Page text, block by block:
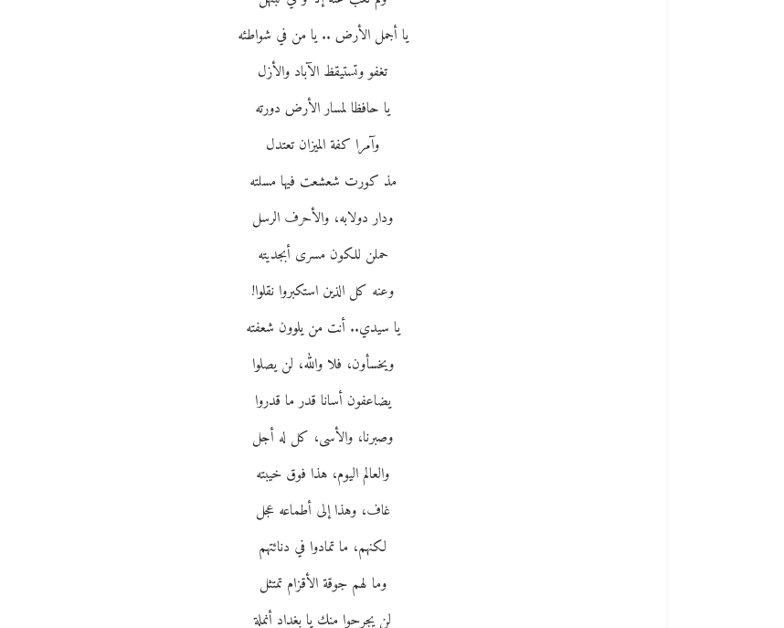
يا أجمل الأرض .. يا من في شواطئه
تغفو وتستيقظ الآباد والأزل
يا حافظا لمسار الأرض دورته
وآمرا كفة الميزان تعتدل
مذ كورت شعشعت فيها مسلته
ودار دولابه، والأحرف الرسل
حملن للكون مسرى أبجديته
وعنه كل الذين استكبروا نقلوا!
يا سيدي.. أنت من يلوون شعفته
ويخسأون، فلا والله، لن يصلوا
يضاعفون أسانا قدر ما قدروا
وصبرنا، والأسى، كل له أجل
والعالم اليوم، هذا فوق خيبته
غاف، وهذا إلى أطماعه عجل
لكنهم، ما تمادوا في دنائتهم
وما لهم جوقة الأقزام تمتثل
لن يجرحوا منك يا بغداد أنملة